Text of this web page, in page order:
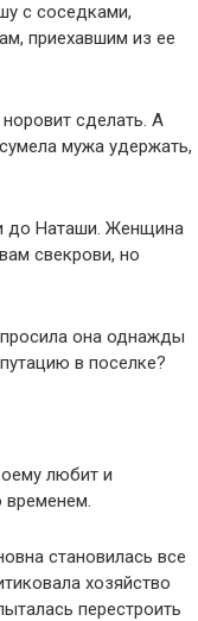
с соседками,
приехавшим из ее
сделать. А
мужа удержать,
до Наташи. Женщина
свекрови, но
она однажды
в поселке?
любит и
временем.
становилась все
хозяйство
перестроить